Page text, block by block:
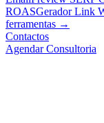
ROASGerador Link
ferramentas →
Contactos
Agendar Consultoria